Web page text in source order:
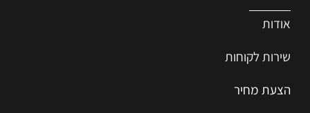
אודות
שירות לקוחות
הצעת מחיר